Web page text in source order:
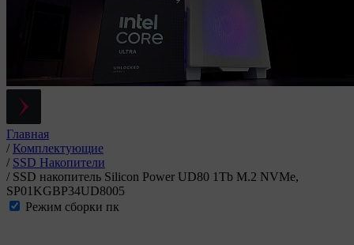
Главная
/ Комплектующие
/ SSD Накопители
/ SSD накопитель Silicon Power UD80 1Tb M.2 NVMe,
SP01KGBP34UD8005
Режим сборки пк